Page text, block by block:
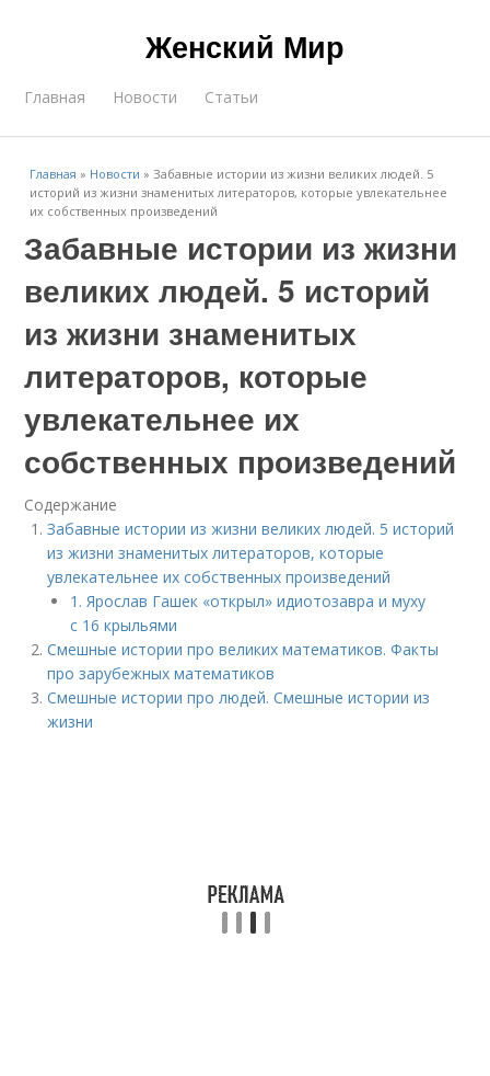
Женский Мир
Главная Новости Статьи
Главная » Новости »Забавные истории из жизни великих людей. 5
историй из жизни знаменитых литераторов, которые увлекательнее
их собственных произведений
Забавные истории из жизни
великих людей. 5 историй
из жизни знаменитых
литераторов, которые
увлекательнее их
собственных произведений
Содержание
Забавные истории из жизни великих людей. 5 историй
из жизни знаменитых литераторов, которые
увлекательнее их собственных произведений
1. Ярослав Гашек «открыл» идиотозавра и муху
с 16 крыльями
Смешные истории про великих математиков. Факты
про зарубежных математиков
Смешные истории про людей. Смешные истории из
жизни